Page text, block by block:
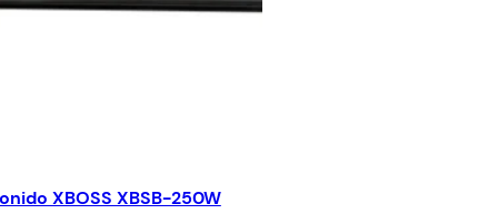
XBOSS XBSB-250W